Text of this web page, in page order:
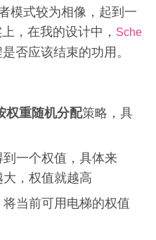
模式较为相像，起到一
，在我的设计中， Sche
否应该结束的功用。
权重随机分配策略，具
一个权值，具体来
，权值就越高
当前可用电梯的权值